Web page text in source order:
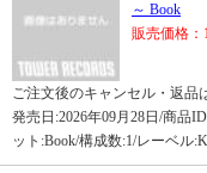
～ Book
販売価格：
ご注文後のキャンセル・返品
発売日:2026年09月28日/商品
ット:Book/構成数:1/レーベル